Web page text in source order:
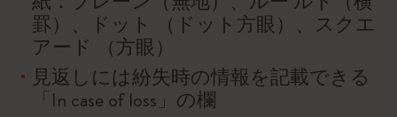
罫）、ドット （ドット方眼）、スクエ
アード （方眼）
見返しには紛失時の情報を記載できる
「In case of loss」の欄